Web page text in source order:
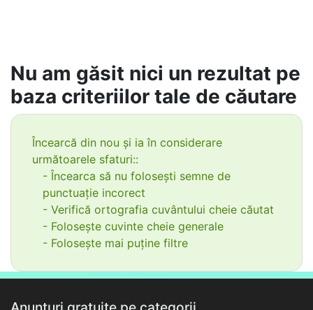
Nu am găsit nici un rezultat pe
baza criteriilor tale de căutare
Încearcă din nou și ia în considerare
următoarele sfaturi::
- Încearca să nu folosești semne de
punctuație incorect
- Verifică ortografia cuvântului cheie căutat
- Folosește cuvinte cheie generale
- Folosește mai puține filtre